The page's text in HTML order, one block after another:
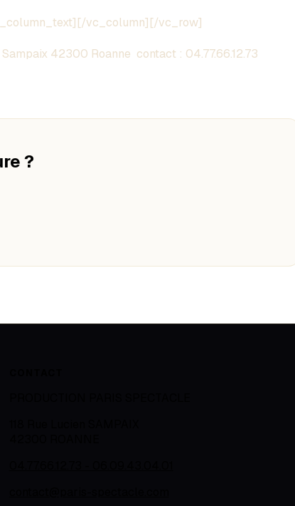
vc_column][/vc_row]
Sampaix 42300 Roanne contact : 04.77.66.12.73
?